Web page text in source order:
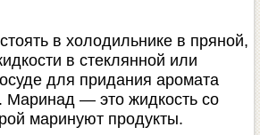
в холодильнике в пряной,
в стеклянной или
для придания аромата
Маринад — это жидкость со
маринуют продукты.